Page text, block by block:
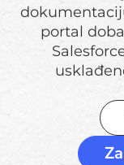
portal